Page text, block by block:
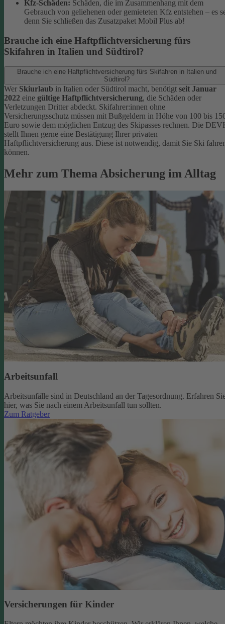
Kfz-Schäden: Schäden, die im Zusammenhang mit dem
Gebrauch von geliehenen oder gemieteten Kfz entstehen – es
denn Sie schließen das Zusatzpaket Mobil Plus ab!
Brauche ich eine Haftpflichtversicherung fürs
Skifahren in Italien und Südtirol?
Brauche ich eine Haftpflichtversicherung fürs Skifahren in Italien und
Südtirol?
Wer Skiurlaub in Italien oder Südtirol macht, benötigt seit Januar
2022 eine gültige Haftpflichtversicherung, die Schäden oder
Verletzungen Dritter abdeckt. Skifahrer:innen ohne
Versicherungsschutz müssen mit Bußgeldern in Höhe von 100 bis
Euro sowie dem möglichen Entzug des Skipasses rechnen. Die
stellt Ihnen gerne eine Bestätigung Ihrer privaten
Haftpflichtversicherung aus. Diese ist notwendig, damit Sie Ski
können.
Mehr zum Thema Absicherung im Alltag
Arbeitsunfall
Arbeitsunfälle sind in Deutschland an der Tagesordnung. Erfahren
hier, was Sie nach einem Arbeitsunfall tun sollten.
Zum Ratgeber
Versicherungen für Kinder